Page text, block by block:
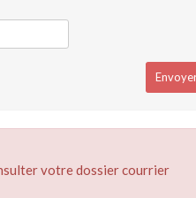
votre dossier courrier